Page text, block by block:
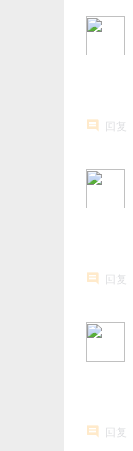
回复
回复
回复